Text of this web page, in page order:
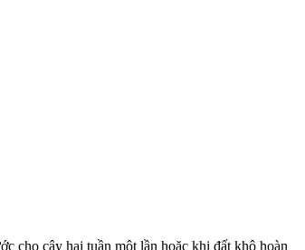
cho cây hai tuần một lần hoặc khi đất khô hoàn